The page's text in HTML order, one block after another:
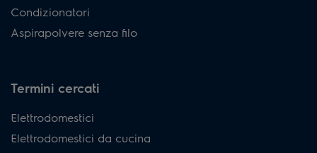
Condizionatori
Aspirapolvere senza filo
Termini cercati
Elettrodomestici
Elettrodomestici da cucina